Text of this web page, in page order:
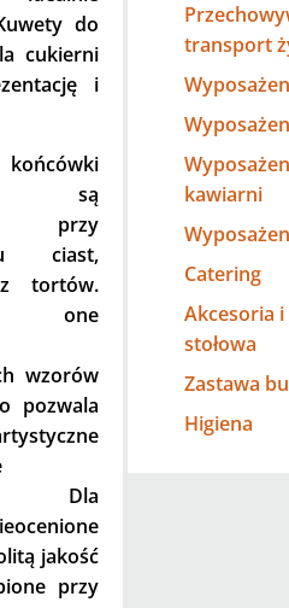
do
cukierni
i
są
przy
ciast,
tortów.
one
wzorów
pozwala
Dla
jakość
przy
transport
kawiarni
Catering
Akcesoria i
stołowa
Zastawa
Higiena